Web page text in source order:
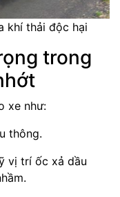
khí thải độc hại
trong
xe như:
thông.
vị trí ốc xả dầu